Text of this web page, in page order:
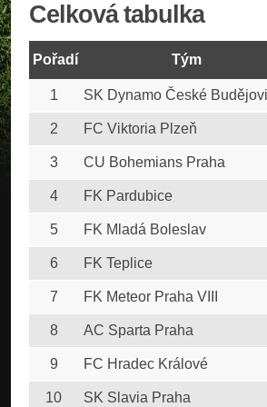
Celková tabulka
Pořadí Tým
1 SK Dynamo České
2 FC Viktoria Plzeň
3 CU Bohemians Praha
4 FK Pardubice
5 FK Mladá Boleslav
6 FK Teplice
7 FK Meteor Praha VIII
8 AC Sparta Praha
9 FC Hradec Králové
10 SK Slavia Praha